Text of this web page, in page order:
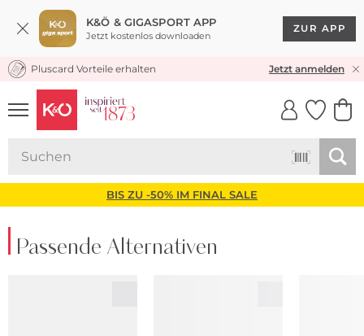
K&Ö & GIGASPORT APP
Jetzt kostenlos downloaden
ZUR APP
KOSTENLOSER VERSAND* & RÜCKVERSAND
Pluscard Vorteile erhalten Jetzt anmelden
UNSERE APP
CLICK &
BIS ZU -50% IM FINAL SALE
Passende Alternativen